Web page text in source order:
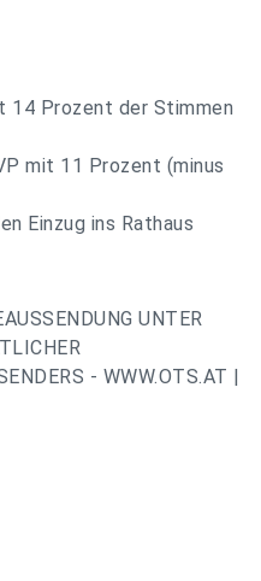
14 Prozent der Stimmen
mit 11 Prozent (minus
Einzug ins Rathaus
UNTER
- WWW.OTS.AT |